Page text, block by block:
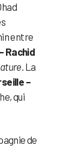
entre
Rachid
. La
–
qui
de